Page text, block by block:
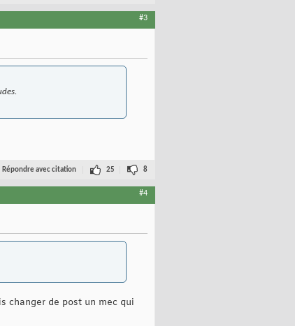
#3
Répondre avec citation 25 8
#4
changer de post un mec qui